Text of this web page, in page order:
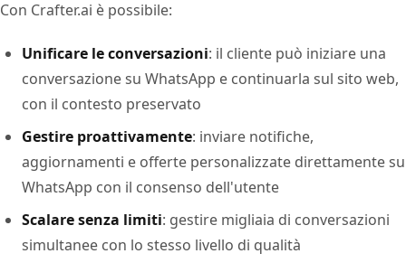
Con Crafter.ai è possibile:
Unificare le conversazioni: il cliente può iniziare una
conversazione su WhatsApp e continuarla sul sito web,
con il contesto preservato
Gestire proattivamente: inviare notifiche,
aggiornamenti e offerte personalizzate direttamente su
WhatsApp con il consenso dell'utente
Scalare senza limiti: gestire migliaia di conversazioni
simultanee con lo stesso livello di qualità